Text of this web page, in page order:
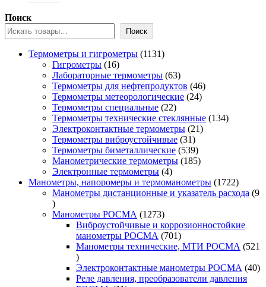
Поиск
Поиск
Термометры и гигрометры 11311131
Гигрометры 1616
товаров
Лабораторные термометры 6363
товара
Термометры для нефтепродуктов 4646
Термометры метеорологические 2424
Термометры специальные 2222
товара
Термометры технические стеклянные 134134
Электроконтактные термометры 2121
Термометры виброустойчивые 3131
товар
Термометры биметаллические 539539
товаров
Манометрические термометры 185185
Электронные термометры 44
товара
Манометры, напоромеры и термоманометры 17221722
товара
Манометры дистанционные и указатель расхода 9
9
товаров
Манометры РОСМА 12731273
товара
Виброустойчивые и коррозионностойкие
манометры РОСМА
701701
товар
Манометры технические, МТИ РОСМА
521
521
товар
Электроконтактные манометры РОСМА 4040
Реле давления, преобразователи давления